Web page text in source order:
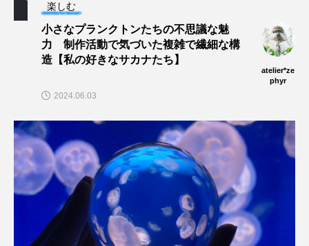
魚食
鳥羽水族館 鴨川シーワールド
楽しむ
小さなプランクトンたちの不思議な魅
力 制作活動で気づいた複雑で繊細な構
造【私の好きなサカナたち】
atelier*ze
phyr
2024.06.03